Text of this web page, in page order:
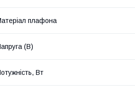
плафона
(В)
Вт